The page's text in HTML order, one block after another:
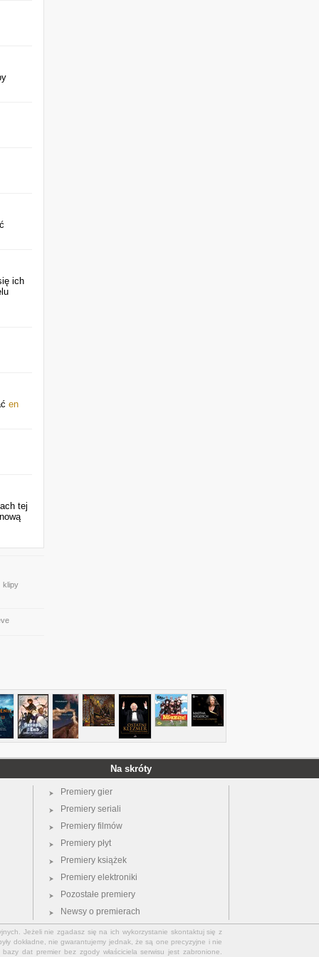
ich
en
tej
klipy
Na skróty
Premiery gier
Premiery seriali
Premiery filmów
Premiery płyt
Premiery książek
Premiery elektroniki
Pozostałe premiery
Newsy o premierach
Jeżeli nie zgadasz się na ich wykorzystanie skontaktuj się z
dokładne, nie gwarantujemy jednak, że są one precyzyjne i nie
dat premier bez zgody właściciela serwisu jest zabronione.